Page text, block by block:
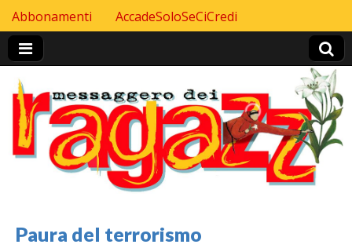
Header Top menu
Skip to content
Abbonamenti AccadeSoloSeCiCredi
Paura del terrorismo